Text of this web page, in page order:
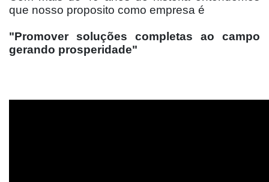
que nosso proposito como empresa é
"Promover soluções completas ao campo
gerando prosperidade"